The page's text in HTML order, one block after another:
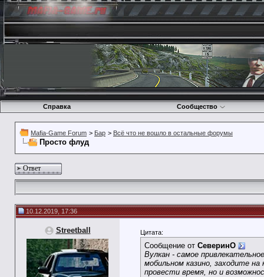
Справка Сообщество
Mafia-Game Forum > Бар > Всё что не вошло в остальные форумы
Просто флуд
Ответ
10.12.2019, 17:36
Streetball Цитата:
Сообщение от СеверинО
Вулкан - самое
мобильном казино, заходите
провести время, но и